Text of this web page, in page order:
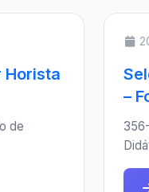
Horista
de
–